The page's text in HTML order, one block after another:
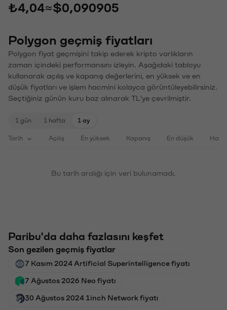
₺4,04≈$0,090905
Polygon geçmiş fiyatları
Polygon fiyat geçmişini takip ederek kripto varlıkların
zaman içindeki performansını izleyin. Aşağıdaki tabloyu
kullanarak açılış ve kapanış değerlerini, en yüksek ve en
düşük fiyatları ve işlem hacmini kolayca görüntüleyebilirsiniz.
Seçtiğiniz günün kuru baz alınarak TL'ye çevrilmiştir.
1 gün 1 hafta 1 ay
Tarih Açılış En yüksek Kapanış En düşük
Bu tarih aralığı için veri bulunamadı.
Paribu'da daha fazlasını keşfet
Son gezilen geçmiş fiyatlar
7 Kasım 2024 Artificial Superintelligence fiyatı
7 Ağustos 2026 Neo fiyatı
30 Ağustos 2024 1inch Network fiyatı